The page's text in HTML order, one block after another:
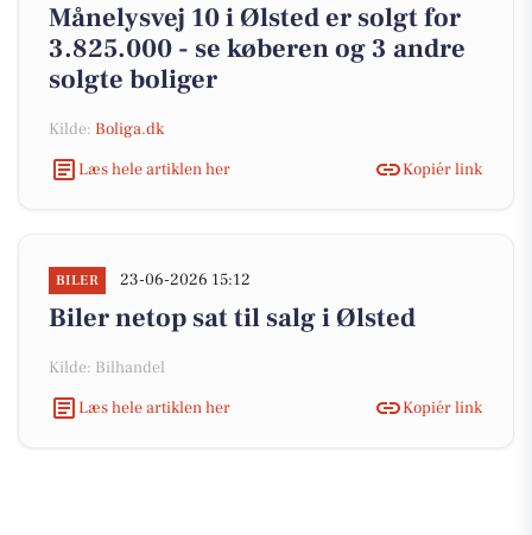
Månelysvej 10 i Ølsted er solgt for
3.825.000 - se køberen og 3 andre
solgte boliger
Kilde: Boliga.dk
Læs hele artiklen her
Kopiér link
BILER 23-06-2026 15:12
Biler netop sat til salg i Ølsted
Kilde: Bilhandel
Læs hele artiklen her
Kopiér link